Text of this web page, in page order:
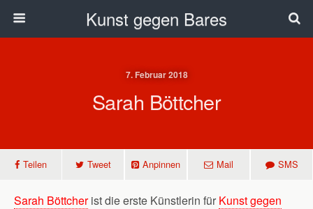
Kunst gegen Bares
7. Februar 2018
Sarah Böttcher
Teilen Tweet Anpinnen Mail SMS
Sarah Böttcherist die erste Künstlerin für Kunst gegen